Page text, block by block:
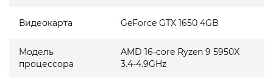
Видеокарта GeForce GTX 1650 4GB
Модель
процессора
AMD 16-core Ryzen 9 5950X
3.4-4.9GHz